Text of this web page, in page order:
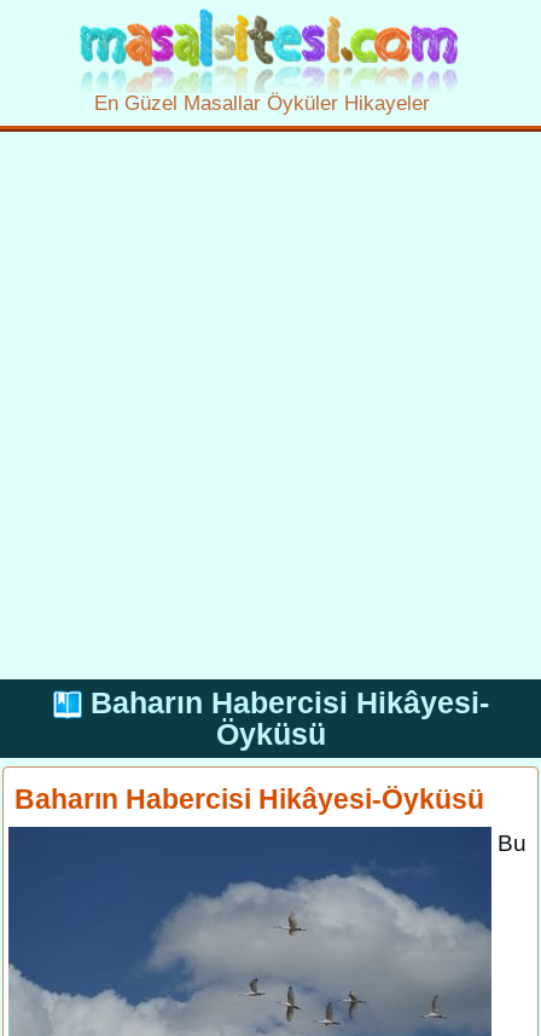
En Güzel Masallar Öyküler Hikayeler
Baharın Habercisi Hikâyesi-
Öyküsü
Baharın Habercisi Hikâyesi-Öyküsü
Bu